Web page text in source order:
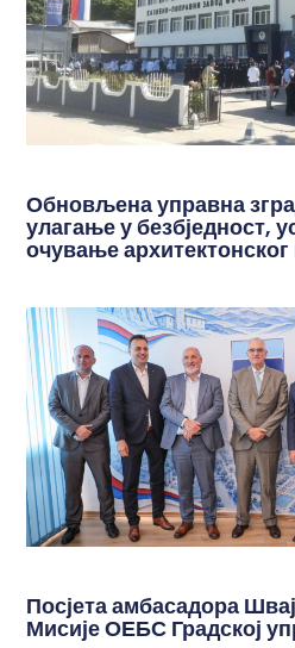
Обновљена управна
улагање у безбједност,
очување
Посјета амбасадора
Мисије ОЕБС Градској